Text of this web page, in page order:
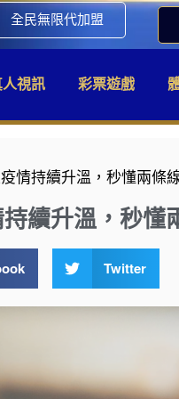
全民無限代加盟
人視訊 彩票遊戲
情持續升溫，秒懂兩條
續升溫，秒懂
Twitter